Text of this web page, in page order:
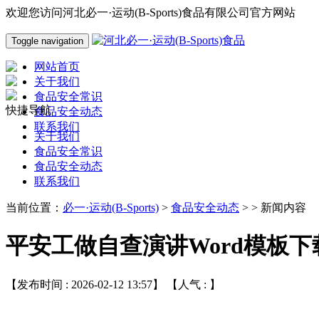
欢迎您访问河北必一·运动(B-Sports)食品有限公司官方网站
Toggle navigation
网站首页
关于我们
食品安全常识
食品安全动态
联系我们
快捷导航
关于我们
食品安全常识
食品安全动态
联系我们
当前位置： 必一·运动(B-Sports) > 食品安全动态 > > 新闻内容
平安工做自查演讲Word模板下
【发布时间 : 2026-02-12 13:57】 【人气 : 】